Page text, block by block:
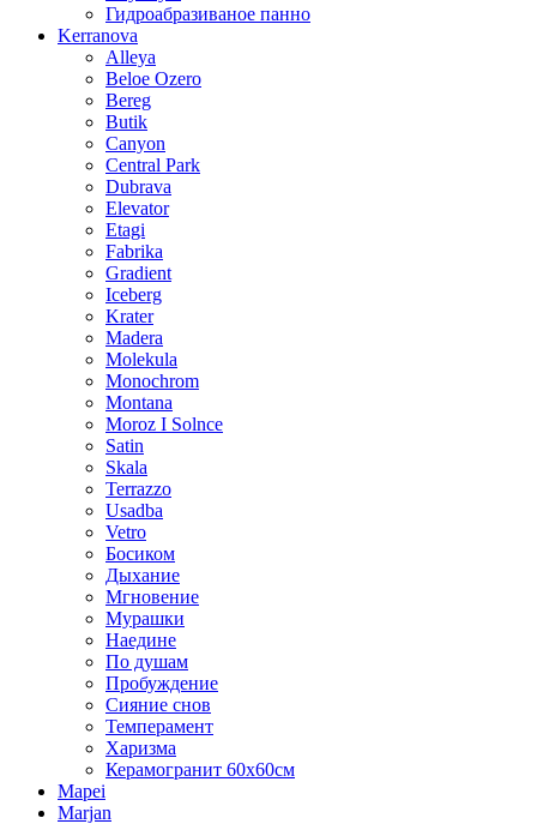
Гидроабразиваное панно
Kerranova
Alleya
Beloe Ozero
Bereg
Butik
Canyon
Central Park
Dubrava
Elevator
Etagi
Fabrika
Gradient
Iceberg
Krater
Madera
Molekula
Monochrom
Montana
Moroz I Solnce
Satin
Skala
Terrazzo
Usadba
Vetro
Босиком
Дыхание
Мгновение
Мурашки
Наедине
По душам
Пробуждение
Сияние снов
Темперамент
Харизма
Керамогранит 60х60см
Mapei
Marjan